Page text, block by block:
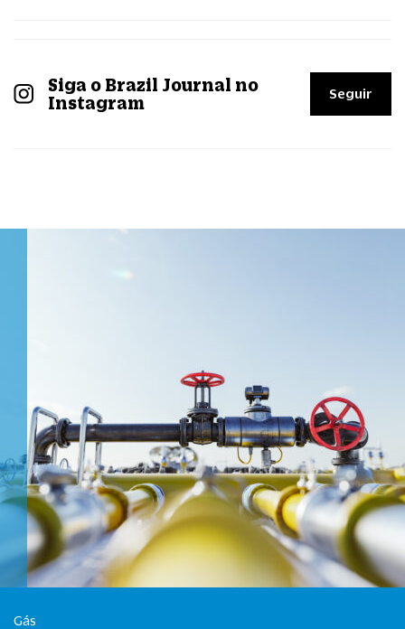
Siga o Brazil Journal no
Instagram
Seguir
Gás